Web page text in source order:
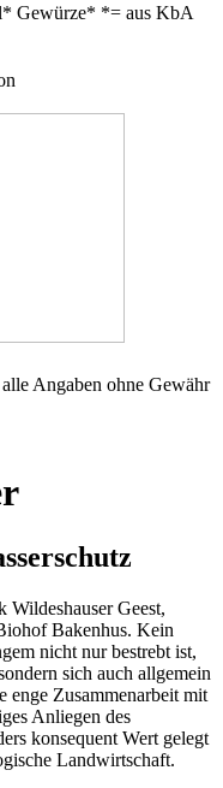
Gewürze* *= aus KbA
Angaben ohne Gewähr
Geest,
Bakenhus. Kein
nicht nur bestrebt ist,
sich auch allgemein
enge Zusammenarbeit mit
Anliegen des
konsequent Wert gelegt
Landwirtschaft.